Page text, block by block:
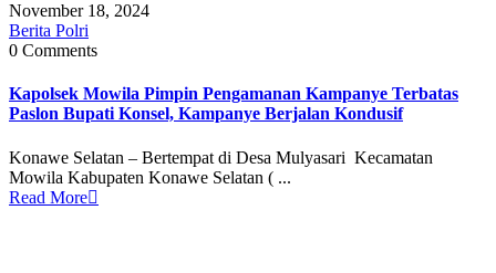
November 18, 2024
Berita Polri
0 Comments
Kapolsek Mowila Pimpin Pengamanan Kampanye Terbatas
Paslon Bupati Konsel, Kampanye Berjalan Kondusif
Konawe Selatan – Bertempat di Desa Mulyasari Kecamatan
Mowila Kabupaten Konawe Selatan ( ...
Read More